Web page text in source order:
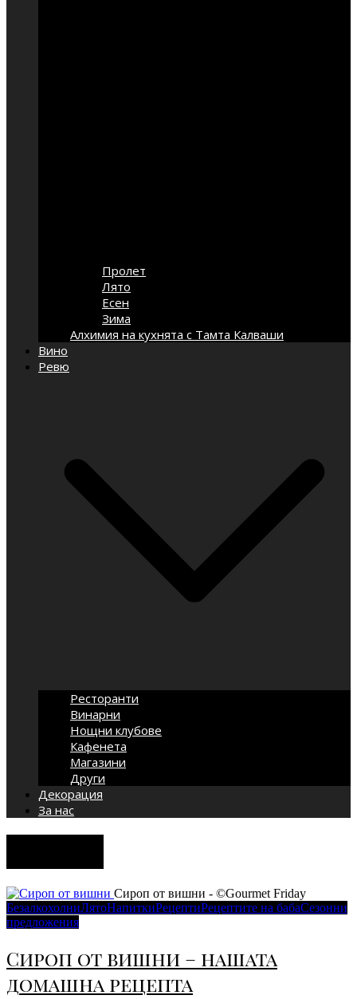
Пролет
Лято
Есен
Зима
Алхимия на кухнята с Тамта Калваши
Вино
Ревю
Ресторанти
Винарни
Нощни клубове
Кафенета
Магазини
Други
Декорация
За нас
Сироп от вишни - ©Gourmet Friday
БезалкохолниЛятоНапиткиРецептиРецептите на бабаСезонни
предложения
Сироп от вишни – нашата
домашна рецепта